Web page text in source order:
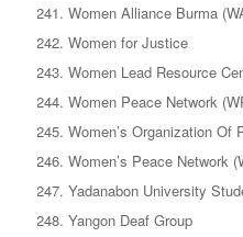
Women Alliance Burma
Women for Justice
Women Lead Resource
Women Peace Network
Women’s Organization Of
Women’s Peace Network
Yadanabon University
Yangon Deaf Group